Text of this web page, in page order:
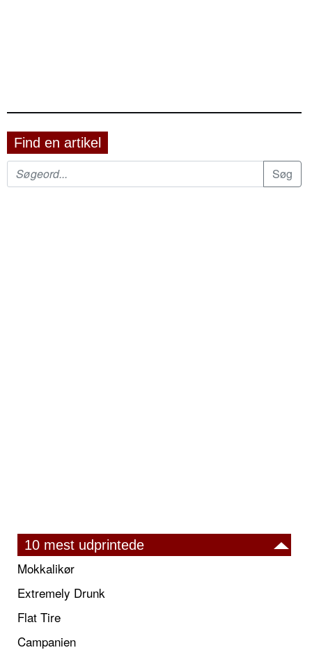
Find en artikel
10 mest udprintede
Mokkalikør
Extremely Drunk
Flat Tire
Campanien